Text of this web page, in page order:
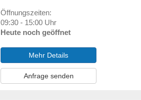
Öffnungszeiten:
09:30 - 15:00 Uhr
Heute noch geöffnet
Mehr Details
Anfrage senden